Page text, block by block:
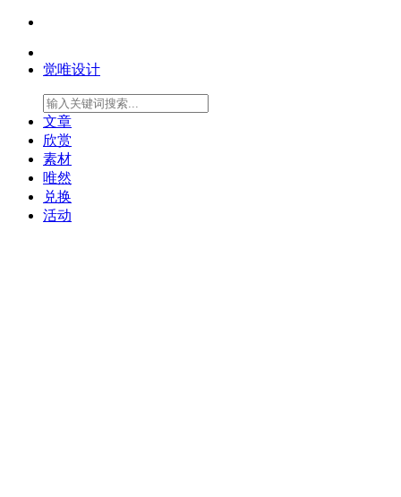
觉唯设计
文章
欣赏
素材
唯然
兑换
活动